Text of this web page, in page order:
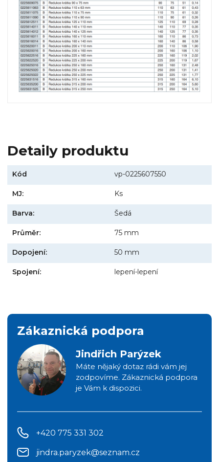
Detaily produktu
Kód vp-0225607550
MJ: Ks
Barva: Šedá
Průměr: 75 mm
Dopojení: 50 mm
Spojení: lepení-lepení
Zákaznická podpora
Jindřich Parýzek
Máte nějaký dotaz rádi vám jej
zodpovíme. Zákaznická podpora
je Vám k dispozici.
+420 775 331 302
jindra.paryzek@seznam.cz